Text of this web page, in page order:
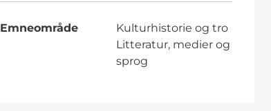
Emneområde
Kulturhistorie og tro
Litteratur, medier og
sprog